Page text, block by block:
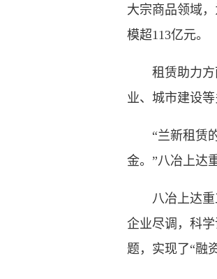
大宗商品领域
模超113亿元。
租赁助力方面
业、城市建设
“兰新租赁的‘
金。”八冶上达
八冶上达重工
企业尽调，科
题，实现了“融